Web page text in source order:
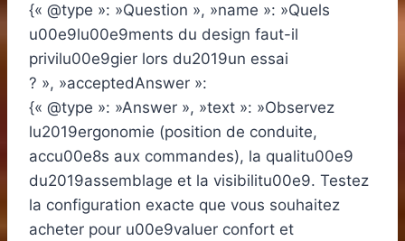
{« @type »: »Question », »name »: »Quels
u00e9lu00e9ments du design faut-il
privilu00e9gier lors du2019un essai
? », »acceptedAnswer »:
{« @type »: »Answer », »text »: »Observez
lu2019ergonomie (position de conduite,
accu00e8s aux commandes), la qualitu00e9
du2019assemblage et la visibilitu00e9. Testez
la configuration exacte que vous souhaitez
acheter pour u00e9valuer confort et